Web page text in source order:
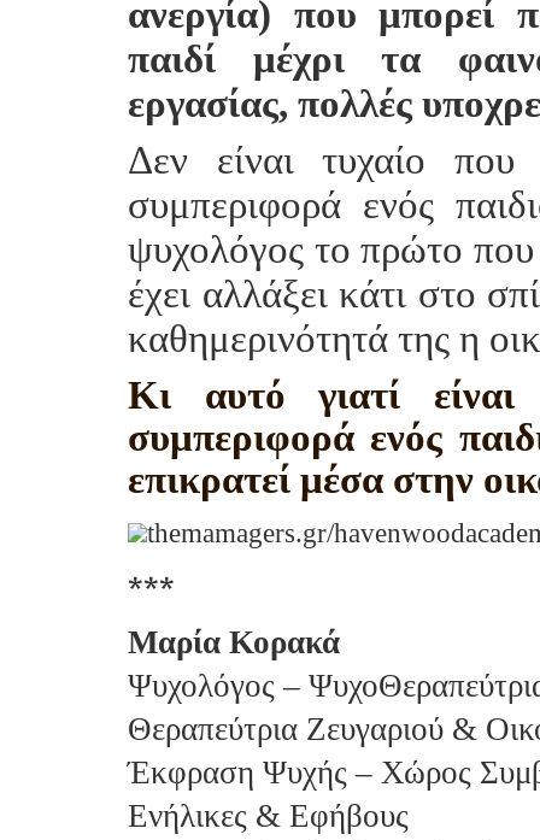
ανεργία) που μπορεί
παιδί μέχρι τα
εργασίας, πολλές
Δεν είναι τυχαίο
συμπεριφορά ενός
ψυχολόγος το πρώτο που
έχει αλλάξει κάτι στο
καθημερινότητά της η
Κι αυτό γιατί
συμπεριφορά ενός
επικρατεί μέσα στην
themamagers.gr/
***
Μαρία Κορακά
Ψυχολόγος –
Θεραπεύτρια Ζευγαριού &
Έκφραση Ψυχής – Χώρος
Ενήλικες & Εφήβους